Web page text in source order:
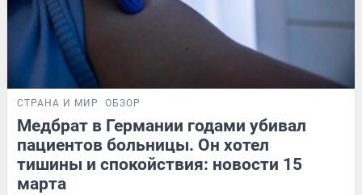
СТРАНА И МИР ОБЗОР
Медбрат в Германии годами убивал
пациентов больницы. Он хотел
тишины и спокойствия: новости 15
марта